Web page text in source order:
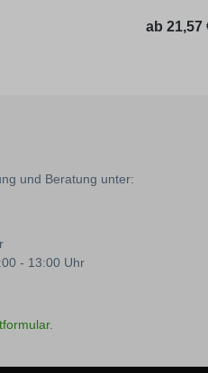
ab 21,57
und Beratung unter:
- 13:00 Uhr
.